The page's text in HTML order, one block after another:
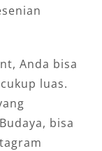
Anda bisa
luas.
bisa